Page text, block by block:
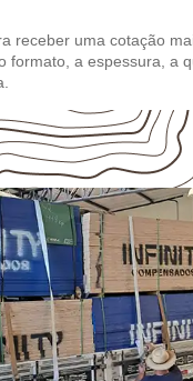
receber uma cotação
formato, a espessura, a